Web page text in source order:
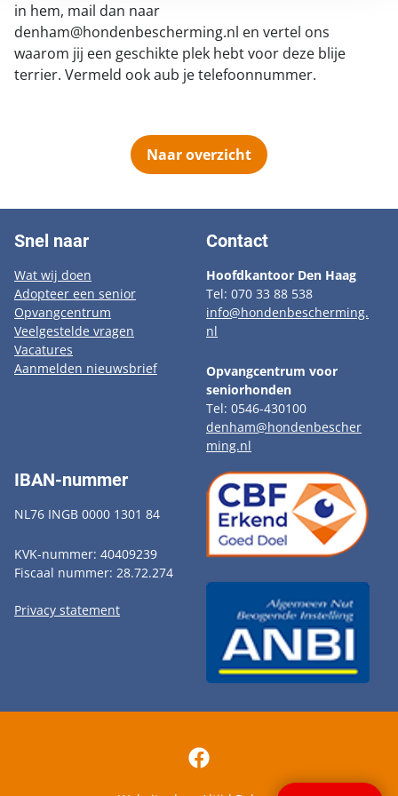
in hem, mail dan naar
denham@hondenbescherming.nl en vertel ons
waarom jij een geschikte plek hebt voor deze blije
terrier. Vermeld ook aub je telefoonnummer.
Naar overzicht
Snel naar
Wat wij doen
Adopteer een senior
Opvangcentrum
Veelgestelde vragen
Vacatures
Aanmelden nieuwsbrief
Contact
Hoofdkantoor Den Haag
Tel: 070 33 88 538
info@hondenbescherming.
nl
Opvangcentrum voor
seniorhonden
Tel: 0546-430100
denham@hondenbescher
ming.nl
IBAN-nummer
NL76 INGB 0000 1301 84
KVK-nummer: 40409239
Fiscaal nummer: 28.72.274
Privacy statement